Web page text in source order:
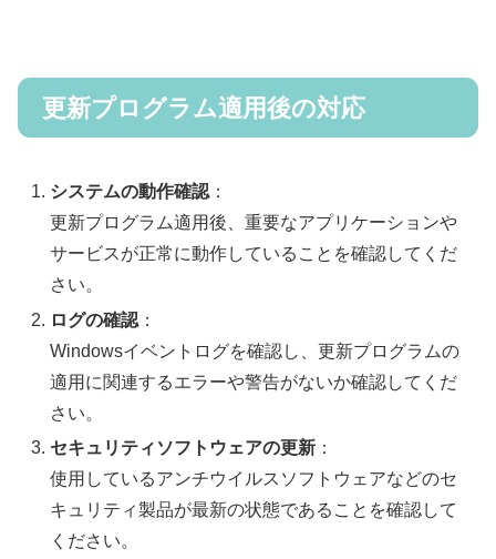
更新プログラム適用後の対応
システムの動作確認：
更新プログラム適用後、重要なアプリケーションや
サービスが正常に動作していることを確認してくだ
さい。
ログの確認 ：
Windowsイベントログを確認し、更新プログラムの
適用に関連するエラーや警告がないか確認してくだ
さい。
セキュリティソフトウェアの更新 ：
使用しているアンチウイルスソフトウェアなどのセ
キュリティ製品が最新の状態であることを確認して
ください。